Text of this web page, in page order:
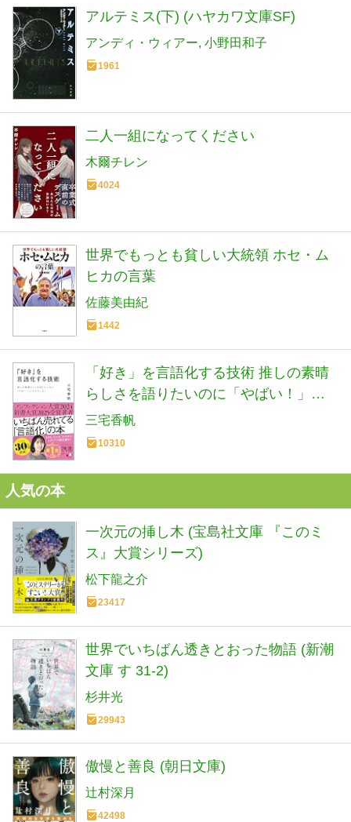
アルテミス(下) (ハヤカワ文庫SF)
アンディ・ウィアー 小野田和子
1961
二人一組になってください
木爾チレン
4024
世界でもっとも貧しい大統領 ホセ・ム
ヒカの言葉
佐藤美由紀
1442
「好き」を言語化する技術 推しの素晴
らしさを語りたいのに「やばい！」し
かでてこない (ディスカヴァー携書)
三宅香帆
10310
人気の本
一次元の挿し木 (宝島社文庫 『このミ
ス』大賞シリーズ)
松下龍之介
23417
世界でいちばん透きとおった物語 (新潮
文庫 す 31-2)
杉井光
29943
傲慢と善良 (朝日文庫)
辻村深月
42498